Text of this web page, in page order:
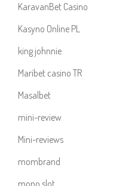
KaravanBet Casino
Kasyno Online PL
king johnnie
Maribet casino TR
Masalbet
mini-review
Mini-reviews
mombrand
mono slot